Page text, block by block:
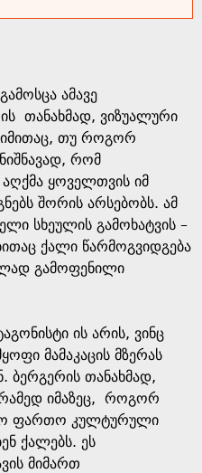
ამავე
თანახმად, ვიზუალური
იმითაც, თუ როგორ
რომ
ყოველთვის იმ
შორის არსებობს. ამ
სხეულის გამოხატვის –
ქალი წარმოგვიდგება
გამოფენილი
ის არის, ვინც
მამაკაცის მზერას
ბერგერის თანახმად,
იმაზეც, როგორ
ფართო კულტურული
ქალებს. ეს
მიმართ